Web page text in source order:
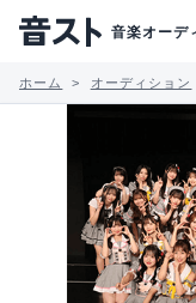
音楽オーデ
ホーム オーディション